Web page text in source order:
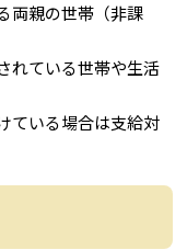
両親の世帯（非課
れている世帯や生活
ている場合は支給対